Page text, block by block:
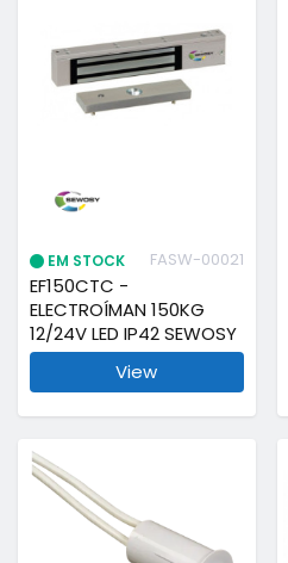
EM STOCK FASW-00021
EF150CTC -
ELECTROÍMAN 150KG
12/24V LED IP42 SEWOSY
View